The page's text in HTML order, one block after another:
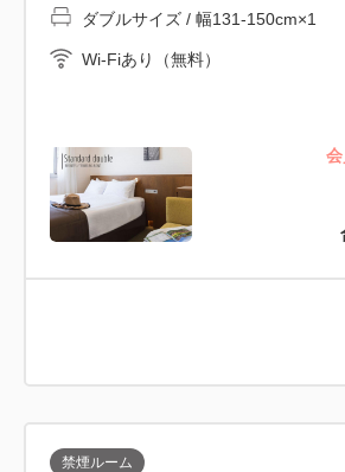
・当館には無料の駐車場はございま
近隣の提携コインパーキングをご
ダブルサイズ / 幅131-150cm×1
Wi-Fiあり（無料）
禁煙ルーム